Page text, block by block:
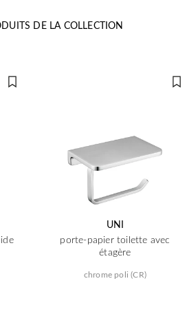
DE LA COLLECTION
UNI
porte-papier toilette avec
étagère
chrome poli (CR)